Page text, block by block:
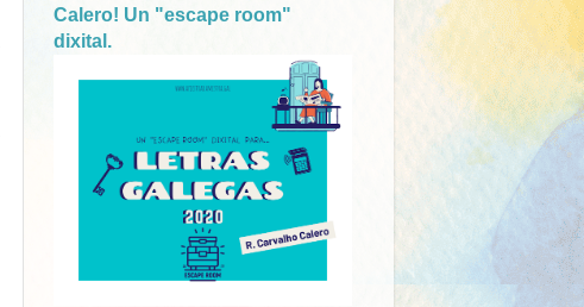
Calero! Un "escape room"
dixital.